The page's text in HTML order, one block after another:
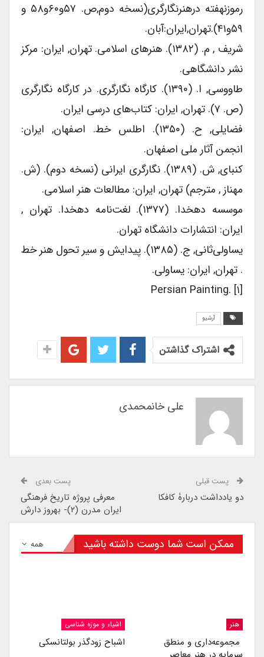
رموزنهفته درهنرنگارگری(نسخه دوم,ص. ۵۷و۶۰و۵۸ و
۵۹و۴۱).تهران,ایران:آبان.
شریف , م. (۱۳۸۲). هنرهای اسلامی. تهران, ایران: مرکز
نشر دانشگاهی.
طاووسی, ا. (۱۳۹۰). کارگاه نگارگری. در کارگاه نگارگری
(ص. ۷). تهران, ایران: کتاب‌های درسی ایران.
فضایلی, ح. (۱۳۵۰). اطلس خط. اصفهان, ایران:
انجمن آثار ملی اصفهان.
کنبای, ش. (۱۳۸۹). نگارگری ایرانی (نسخه دوم). (ش.
مهناز , مترجم) تهران, ایران: مطالعات هنر اسلامی.
موسسه دهخدا. (۱۳۷۷). لغت‌نامه دهخدا. تهران ,
ایران: انتشارات دانشگاه تهران.
یساولی‌ثانی, ج. (۱۳۸۵). پیدایش و سیر تحول هنر خط
. تهران, ایران: یساولی.
آرشیو
اشتراک گذاشتن
علی خانمحمدی
پست قبلی
دو یادداشت دربارۀ کافکا
پست بعدی
معرفی پروژه تاریخ فرهنگی
ایران مدرن (۲)- بهروز دارش
همه ممکن است شما دوست داشته باشید
هنر
مجموعه‌داری و منطق
اشیاء و موزه شناسی
اشباح زودگذر بولتانسکی